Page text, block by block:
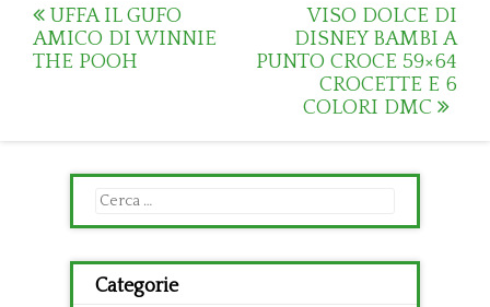
Post
navigation
UFFA IL GUFO
AMICO DI WINNIE
THE POOH
VISO DOLCE DI
DISNEY BAMBI A
PUNTO CROCE 59×64
CROCETTE E 6
COLORI DMC
Ricerca
per:
Categorie